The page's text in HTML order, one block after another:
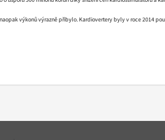
výkonů výrazně přibylo. Kardiovertery byly v roce 2014